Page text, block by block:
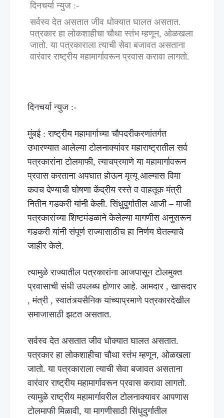
दिनचर्या न्युज :-
सर्वस्व देत असतात जीव धोक्यात घालत असतात.
पत्रकार हा लोकशाहीचा चौथा स्तंभ म्हणून, ओळखला
जातो. या पत्रकाराला त्याची सेवा बजावत असताना
वारंवार राष्ट्रीय महामार्गावरून प्रवास करावा लागतो.
दिनचर्या न्युज :-
मुंबई : राष्ट्रीय महामार्गाच्या चौपदरीकरणांतर्गत
उभारण्यात आलेल्या टोलनाक्यांवर महाराष्ट्रातील सर्व
पत्रकारांना टोलमाफी, त्याचप्रमाणे या महामार्गावरून
प्रवास करताना अपघात होऊन मृत्यू आल्यास विमा
कवच देण्याची घोषणा केंद्रीय रस्ते व वाहतूक मंत्री
नितीन गडकरी यांनी केली. सिंधुदुर्गातील आजी – माजी
पत्रकारांच्या शिष्टमंडळाने केलेल्या मागणीस अनुसरून
गडकरी यांनी संपूर्ण राज्यासाठीच हा निर्णय घेतल्याचे
जाहीर केले.
त्यामुळे राज्यातील पत्रकारांना आजपासून टोलमुक्त
प्रवासाची संधी उपलब्ध होणार आहे. आमदार , खासदार
, मंत्री , स्वातंत्र्यसैनिक यांच्याप्रमाणे पत्रकारदेखील
समाजासाठी झटत असतात.
सर्वस्व देत असतात जीव धोक्यात घालत असतात.
पत्रकार हा लोकशाहीचा चौथा स्तंभ म्हणून, ओळखला
जातो. या पत्रकाराला त्याची सेवा बजावत असताना
वारंवार राष्ट्रीय महामार्गावरून प्रवास करावा लागतो.
त्यामुळे राष्ट्रीय महामार्गावरील टोलनाक्यावर आपणास
टोलमाफी मिळावी, या मागणीसाठी सिंधुदुर्गातील